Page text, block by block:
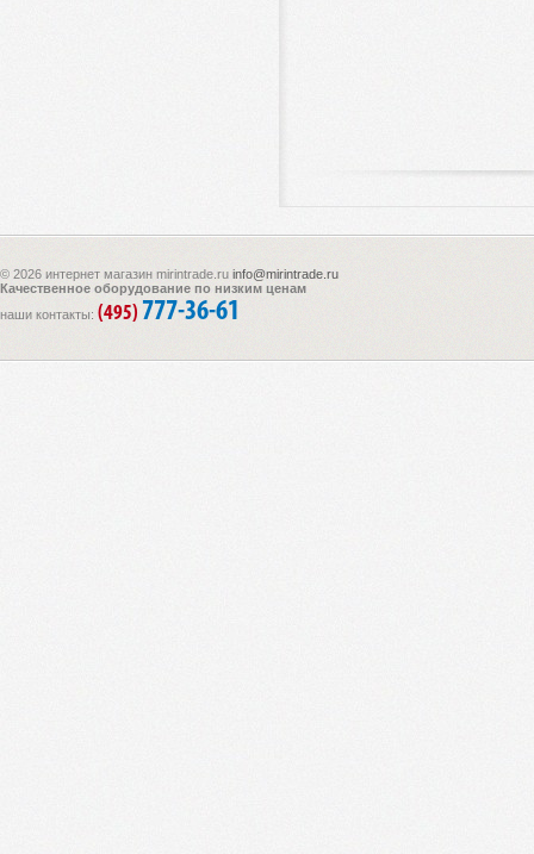
© 2026 интернет магазин mirintrade.ru info@mirintrade.ru
Качественное оборудование по низким ценам
наши контакты: (495) 777-36-61